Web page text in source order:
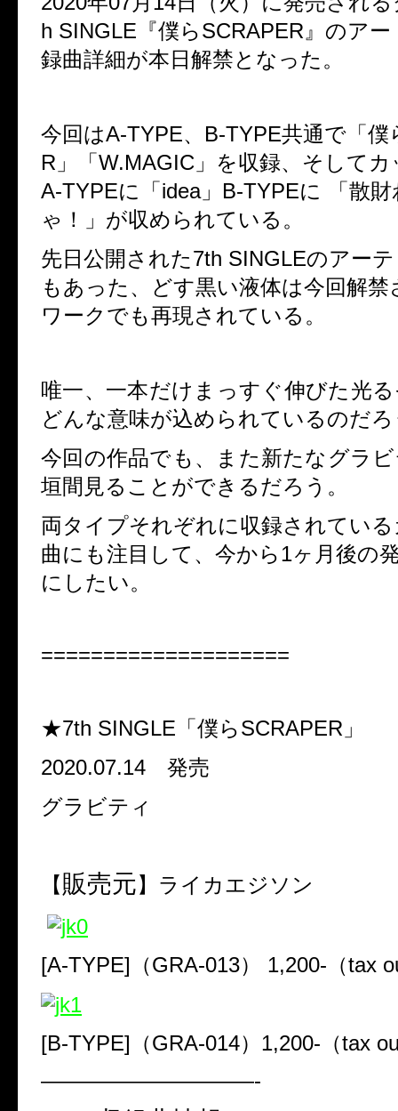
h SINGLE『僕らSCRAPER』のア
録曲詳細が本日解禁となった。
今回はA-TYPE、B-TYPE共通で「僕
R」「W.MAGIC」を収録、そして
A-TYPEに「idea」B-TYPEに 「散
ゃ！」が収められている。
先日公開された7th SINGLEのアー
もあった、どす黒い液体は今回解
ワークでも再現されている。
唯一、一本だけまっすぐ伸びた光
どんな意味が込められているのだ
今回の作品でも、また新たなグラ
垣間見ることができるだろう。
両タイプそれぞれに収録されてい
曲にも注目して、今から1ヶ月後の
にしたい。
====================
★7th SINGLE「僕らSCRAPER」
2020.07.14 発売
グラビティ
【販売元】ライカエジソン
[A-TYPE]（GRA-013） 1,200-（tax
[B-TYPE]（GRA-014）1,200-（tax
——————————-